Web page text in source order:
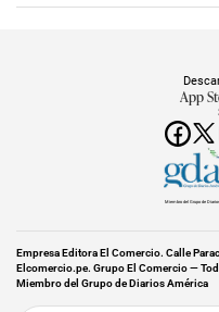
App
Miembro del Grupo de
Empresa Editora El Comercio. Calle
Elcomercio.pe. Grupo El Comercio —
Miembro del Grupo de Diarios América